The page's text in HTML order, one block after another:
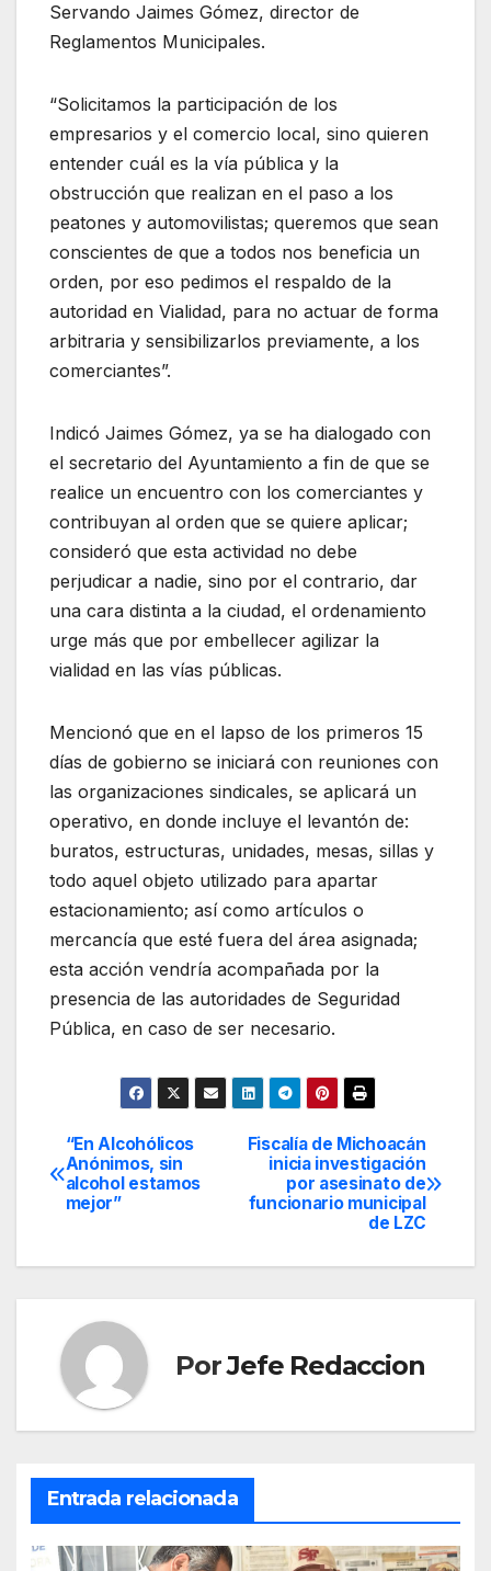
Servando Jaimes Gómez, director de
Reglamentos Municipales.
“Solicitamos la participación de los
empresarios y el comercio local, sino quieren
entender cuál es la vía pública y la
obstrucción que realizan en el paso a los
peatones y automovilistas; queremos que sean
conscientes de que a todos nos beneficia un
orden, por eso pedimos el respaldo de la
autoridad en Vialidad, para no actuar de forma
arbitraria y sensibilizarlos previamente, a los
comerciantes”.
Indicó Jaimes Gómez, ya se ha dialogado con
el secretario del Ayuntamiento a fin de que se
realice un encuentro con los comerciantes y
contribuyan al orden que se quiere aplicar;
consideró que esta actividad no debe
perjudicar a nadie, sino por el contrario, dar
una cara distinta a la ciudad, el ordenamiento
urge más que por embellecer agilizar la
vialidad en las vías públicas.
Mencionó que en el lapso de los primeros 15
días de gobierno se iniciará con reuniones con
las organizaciones sindicales, se aplicará un
operativo, en donde incluye el levantón de:
buratos, estructuras, unidades, mesas, sillas y
todo aquel objeto utilizado para apartar
estacionamiento; así como artículos o
mercancía que esté fuera del área asignada;
esta acción vendría acompañada por la
presencia de las autoridades de Seguridad
Pública, en caso de ser necesario.
Navegación
de
Fiscalía de Michoacán
inicia investigación
por asesinato de
funcionario municipal
de LZC
“En Alcohólicos
Anónimos, sin
alcohol estamos
mejor”
PorJefe Redaccion
Entrada relacionada